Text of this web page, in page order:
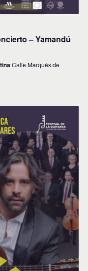
– Yamandú
Calle Marqués de